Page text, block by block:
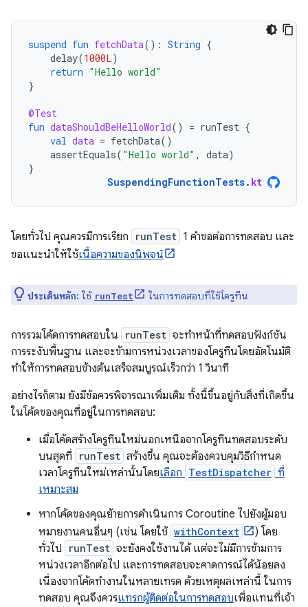
suspend fun fetchData(): String {
delay(1000L)
return "Hello world"
}
@Test
fun dataShouldBeHelloWorld() = runTest {
val data = fetchData()
assertEquals( "Hello world" , data)
}
SuspendingFunctionTests. kt
โดยทั่วไป คุณควรมีการเรียก runTest 1 คำขอต่อการทดสอบ และ
ขอแนะนำให้ใช้เนื้อความของนิพจน์
ประเด็นหลัก: ใช้ runTest ในการทดสอบที่ใช้โครูทีน
การรวมโค้ดการทดสอบใน runTest จะทำหน้าที่ทดสอบฟังก์ชัน
การระงับพื้นฐาน และจะข้ามการหน่วงเวลาของโครูทีนโดยอัตโนมัติ
ทำให้การทดสอบข้างต้นเสร็จสมบูรณ์เร็วกว่า 1 วินาที
อย่างไรก็ตาม ยังมีข้อควรพิจารณาเพิ่มเติม ทั้งนี้ขึ้นอยู่กับสิ่งที่เกิดขึ้น
ในโค้ดของคุณที่อยู่ในการทดสอบ:
เมื่อโค้ดสร้างโครูทีนใหม่นอกเหนือจากโครูทีนทดสอบระดับ
บนสุดที่ runTest สร้างขึ้น คุณจะต้องควบคุมวิธีกำหนด
เวลาโครูทีนใหม่เหล่านั้นโดยเลือก TestDispatcher ที่
เหมาะสม
หากโค้ดของคุณย้ายการดำเนินการ Coroutine ไปยังผู้มอบ
หมายงานคนอื่นๆ (เช่น โดยใช้ withContext
) โดย
ทั่วไป
runTest จะยังคงใช้งานได้ แต่จะไม่มีการข้ามการ
หน่วงเวลาอีกต่อไป และการทดสอบจะคาดการณ์ได้น้อยลง
เนื่องจากโค้ดทำงานในหลายเทรด ด้วยเหตุผลเหล่านี้ ในการ
ทดสอบ คุณจึงควรแทรกผู้ติดต่อในการทดสอบเพื่อแทนที่เจ้า